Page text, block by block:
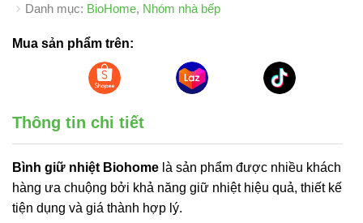
Danh mục: BioHome, Nhóm nhà bếp
Mua sản phẩm trên:
Thông tin chi tiết
Bình giữ nhiệt Biohome là sản phẩm được nhiều khách
hàng ưa chuộng bởi khả năng giữ nhiệt hiệu quả, thiết kế
tiện dụng và giá thành hợp lý.